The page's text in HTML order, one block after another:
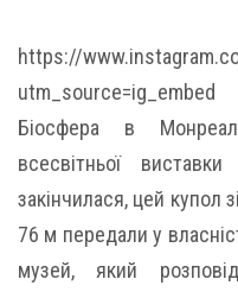
https://
utm_source=ig_embed
Біосфера в
всесвітньої
закінчилася, цей купол
76 м передали у
музей, який